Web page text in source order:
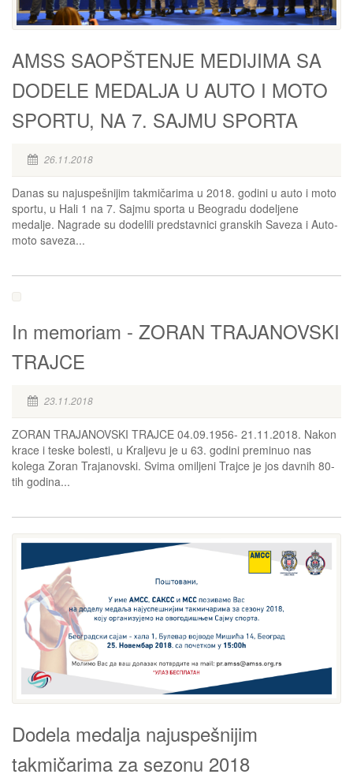
AMSS SAOPŠTENJE MEDIJIMA SA
DODELE MEDALJA U AUTO I MOTO
SPORTU, NA 7. SAJMU SPORTA
26.11.2018
Danas su najuspešnijim takmičarima u 2018. godini u auto i moto
sportu, u Hali 1 na 7. Sajmu sporta u Beogradu dodeljene
medalje. Nagrade su dodelili predstavnici granskih Saveza i Auto-
moto saveza...
In memoriam - ZORAN TRAJANOVSKI
TRAJCE
23.11.2018
ZORAN TRAJANOVSKI TRAJCE 04.09.1956- 21.11.2018. Nakon
krace i teske bolesti, u Kraljevu je u 63. godini preminuo nas
kolega Zoran Trajanovski. Svima omiljeni Trajce je jos davnih 80-
tih godina...
Dodela medalja najuspešnijim
takmičarima za sezonu 2018